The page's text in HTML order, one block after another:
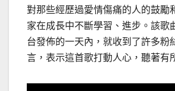
對那些經歷過愛情傷痛的人的鼓勵
家在成長中不斷學習、進步。該歌
台發佈的一天內，就收到了許多粉
言，表示這首歌打動人心，聽著有